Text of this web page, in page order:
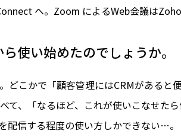
へ。Zoom によるWeb会議は
使い始めたのでしょうか。
こかで「顧客管理にはCRMがあると
て、「なるほど、これが使いこなせた
配信する程度の使い方しかできない…